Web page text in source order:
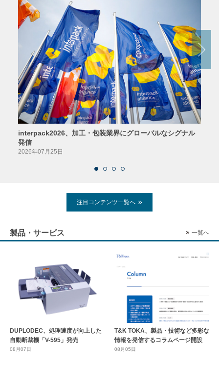
interpack2026、加工・包装業界にグローバルなシグナル
発信
2026年07月25日
注目コンテンツ一覧へ
製品・サービス 一覧へ
DUPLODEC、処理速度が向上した
自動断裁機「V-595」発売
08月07日
T&K TOKA、製品・技術など多彩な
情報を発信するコラムページ開設
08月05日